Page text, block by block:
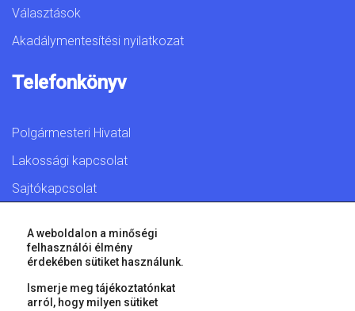
Választások
Akadálymentesítési nyilatkozat
Telefonkönyv
Polgármesteri Hivatal
Lakossági kapcsolat
Sajtókapcsolat
© 2026 Győr Megyei Jogú Város • Minden jog fenntartva!
A weboldalon a minőségi
felhasználói élmény
érdekében sütiket használunk.
Ismerje meg tájékoztatónkat
arról, hogy milyen sütiket